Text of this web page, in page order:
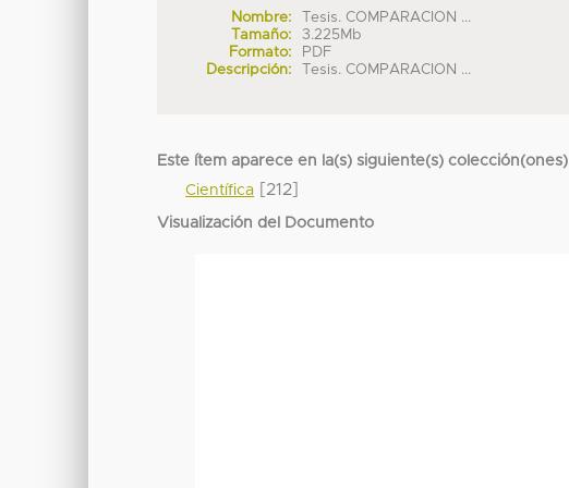
Nombre:
Tesis. COMPARACION ...
Tamaño:
3.225Mb
Formato:
PDF
Descripción:
Tesis. COMPARACION ...
Este ítem aparece en la(s) siguiente(s) colección(ones)
Científica [212]
Visualización del Documento